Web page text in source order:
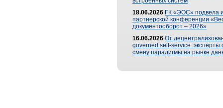
18.06.2026 ГК «ЭОС» подвела
партнерской конференции
документооборот – 2026»
16.06.2026 От
governed self-service: эксперты
смену парадигмы на рынке